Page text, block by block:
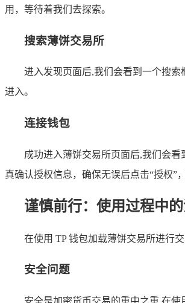
用，等待着我们去探索。
搜索薄饼交易所
进入发现页面后,我们会看到一个搜索
进入。
连接钱包
成功进入薄饼交易所页面后,我们会看
真确认授权信息，确保无误后点击“授权”
谨慎前行：使用过程中
在使用 TP 钱包加载薄饼交易所进行
安全问题
安全是加密货币交易的重中之重,在